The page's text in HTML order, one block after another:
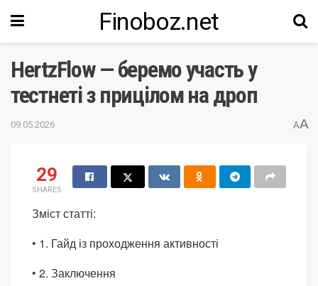
Finoboz.net
HertzFlow — беремо участь у
тестнеті з прицілом на дроп
09.05.2026 AA
29
SHARES
Зміст статті:
• 1. Гайд із проходження активності
• 2. Заключення